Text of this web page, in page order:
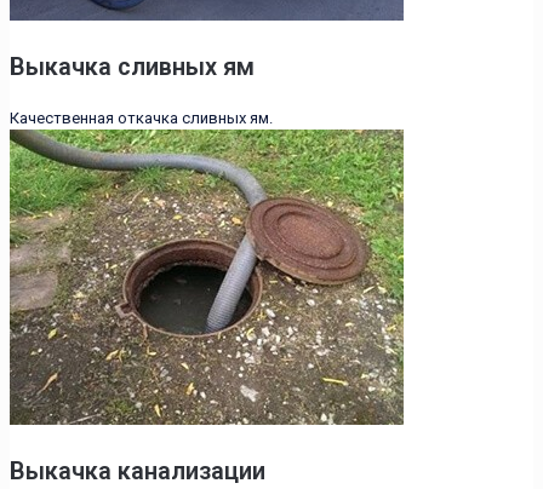
Выкачка сливных ям
Качественная откачка сливных ям.
Выкачка канализации